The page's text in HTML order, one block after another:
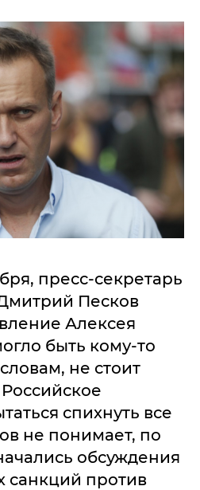
пресс-секретарь
Песков
Алексея
быть кому-то
не стоит
спихнуть все
не понимает, по
обсуждения
санкций против